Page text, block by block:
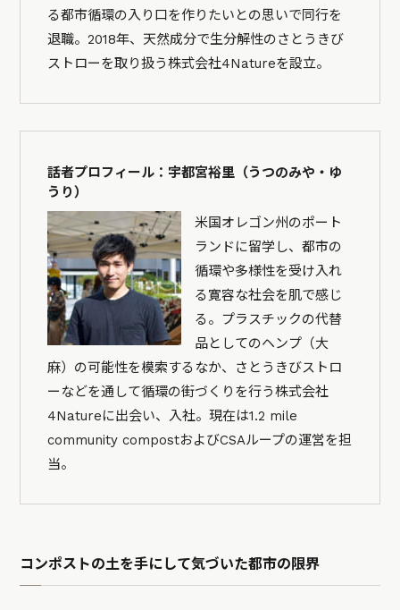
る都市循環の入り口を作りたいとの思いで同行を
退職。2018年、天然成分で生分解性のさとうきび
ストローを取り扱う株式会社4Natureを設立。
話者プロフィール：宇都宮裕里（うつのみや・ゆ
うり）
米国オレゴン州のポート
ランドに留学し、都市の
循環や多様性を受け入れ
る寛容な社会を肌で感じ
る。プラスチックの代替
品としてのヘンプ（大
麻）の可能性を模索するなか、さとうきびストロ
ーなどを通して循環の街づくりを行う株式会社
4Natureに出会い、入社。現在は1.2 mile
community compostおよびCSAループの運営を担
当。
コンポストの土を手にして気づいた都市の限界